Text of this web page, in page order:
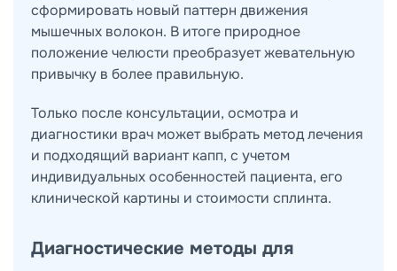
сформировать новый паттерн движения
мышечных волокон. В итоге природное
положение челюсти преобразует жевательную
привычку в более правильную.
Только после консультации, осмотра и
диагностики врач может выбрать метод лечения
и подходящий вариант капп, с учетом
индивидуальных особенностей пациента, его
клинической картины и стоимости сплинта.
Диагностические методы для